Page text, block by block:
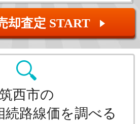
却査定 START ▲
西市の
続路線価を調べる